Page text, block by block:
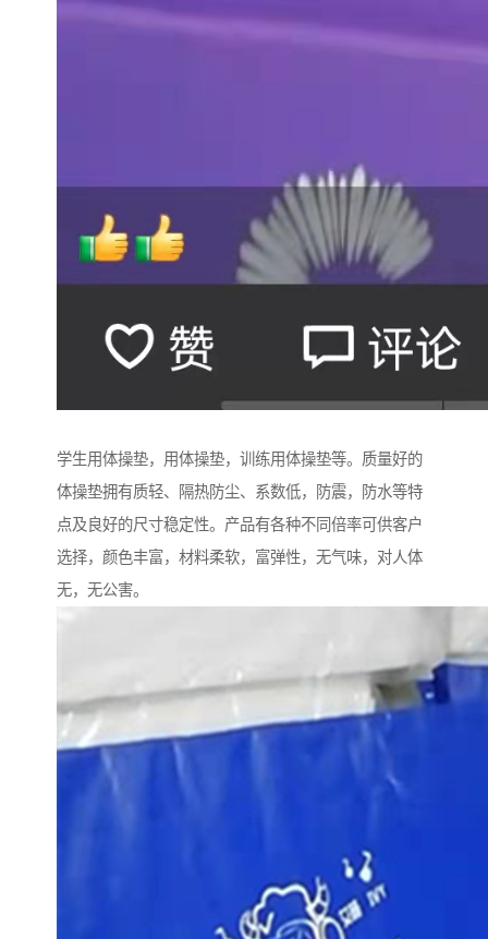
学生用体操垫，用体操垫，训练用体操垫等。质量好的
体操垫拥有质轻、隔热防尘、系数低，防震，防水等特
点及良好的尺寸稳定性。产品有各种不同倍率可供客户
选择，颜色丰富，材料柔软，富弹性，无气味，对人体
无，无公害。